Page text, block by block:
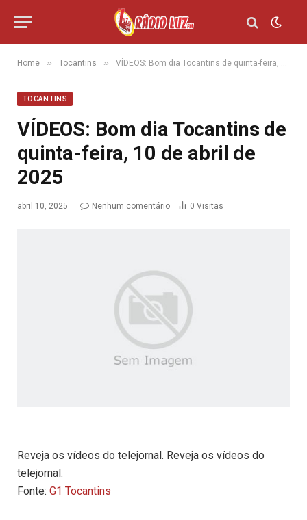
Home » Tocantins » VÍDEOS: Bom dia Tocantins de quinta-feira, 10 de abril de 2025
TOCANTINS
VÍDEOS: Bom dia Tocantins de
quinta-feira, 10 de abril de
2025
abril 10, 2025 Nenhum comentário 0 Visitas
Reveja os vídeos do telejornal. Reveja os vídeos do
telejornal.
Fonte: G1 Tocantins